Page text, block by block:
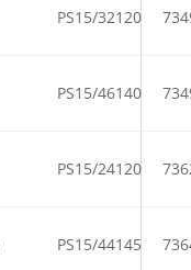
PS15/32120
PS15/46140
PS15/24120
PS15/44145